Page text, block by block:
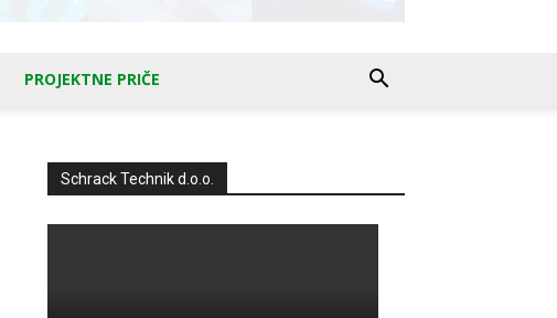
PROJEKTNE PRIČE
Schrack Technik d.o.o.